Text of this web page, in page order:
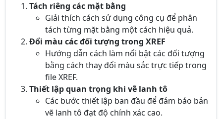
Tách riêng các mặt bằng
Giải thích cách sử dụng công cụ để phân
tách từng mặt bằng một cách hiệu quả.
Đổi màu các đối tượng trong XREF
Hướng dẫn cách làm nổi bật các đối tượng
bằng cách thay đổi màu sắc trực tiếp trong
file XREF.
Thiết lập quan trọng khi vẽ lanh tô
Các bước thiết lập ban đầu để đảm bảo bản
vẽ lanh tô đạt độ chính xác cao.